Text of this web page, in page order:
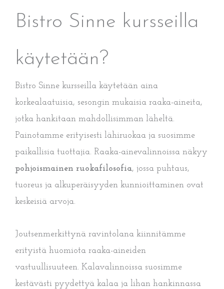
Bistro Sinne kursseilla
käytetään?
Bistro Sinne kursseilla käytetään aina
korkealaatuisia, sesongin mukaisia raaka-aineita,
jotka hankitaan mahdollisimman läheltä.
Painotamme erityisesti lähiruokaa ja suosimme
paikallisia tuottajia. Raaka-ainevalinnoissa näkyy
pohjoismainen ruokafilosofia, jossa puhtaus,
tuoreus ja alkuperäisyyden kunnioittaminen ovat
keskeisiä arvoja.
Joutsenmerkittynä ravintolana kiinnitämme
erityistä huomiota raaka-aineiden
vastuullisuuteen. Kalavalinnoissa suosimme
kestävästi pyydettyä kalaa ja lihan hankinnassa